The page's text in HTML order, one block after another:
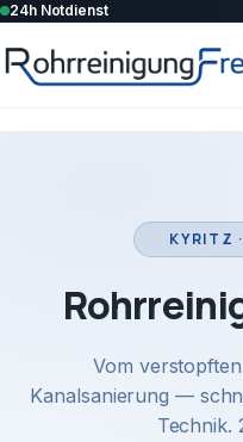
24h Notdienst
KYRITZ
Vom
Kanalsanierung —
Technik.